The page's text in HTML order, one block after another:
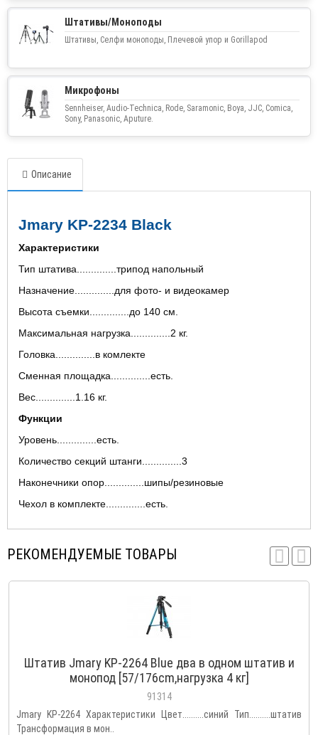
Штативы/Моноподы
Штативы, Селфи моноподы, Плечевой упор и Gorillapod
Микрофоны
Sennheiser, Audio-Technica, Rode, Saramonic, Boya, JJC, Comica,
Sony, Panasonic, Aputure.
Описание
Jmary KP-2234 Black
Характеристики
Тип штатива..............трипод напольный
Назначение..............для фото- и видеокамер
Высота съемки..............до 140 см.
Максимальная нагрузка..............2 кг.
Головка..............в комлекте
Сменная площадка..............есть.
Вес..............1.16 кг.
Функции
Уровень..............есть.
Количество секций штанги..............3
Наконечники опор..............шипы/резиновые
Чехол в комплекте..............есть.
РЕКОМЕНДУЕМЫЕ ТОВАРЫ
Штатив Jmary KP-2264 Blue два в одном штатив и
монопод [57/176cm,нагрузка 4 кг]
91314
Jmary KP-2264 Характеристики Цвет..........синий Тип..........штатив
Трансформация в мон..